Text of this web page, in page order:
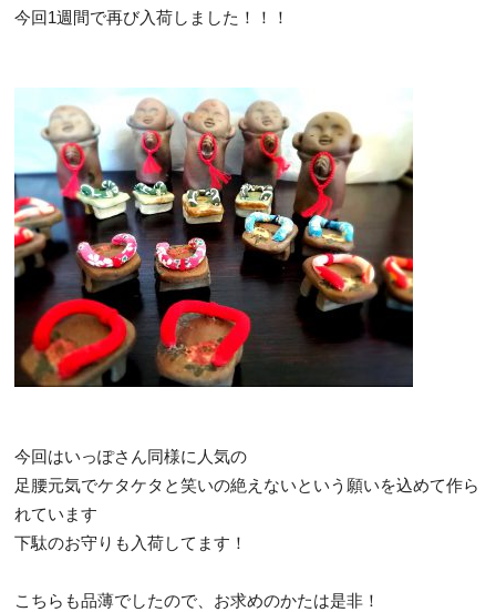
今回1週間で再び入荷しました！！！
今回はいっぽさん同様に人気の
足腰元気でケタケタと笑いの絶えないという願いを込めて作ら
れています
下駄のお守りも入荷してます！
こちらも品薄でしたので、お求めのかたは是非！